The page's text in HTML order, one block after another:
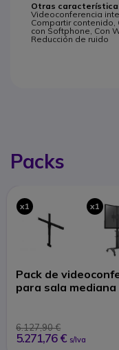
Videoconferencia
Compartir contenido,
con Softphone, Con
Reducción de ruido
Packs
x1 x1
Pack de
para sala mediana
6.127,90 €
5.271,76 € s/Iva